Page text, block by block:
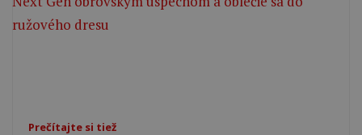
Prečítajte si tiež